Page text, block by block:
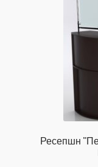
Ресепшн